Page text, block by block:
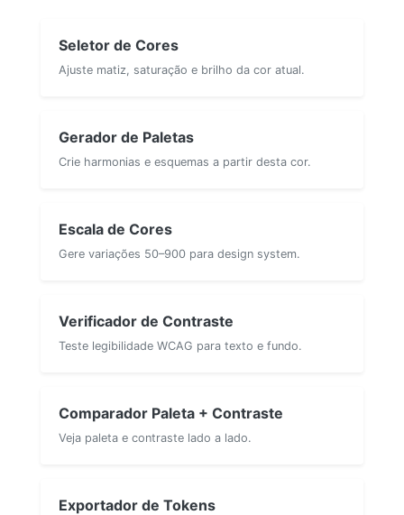
Seletor de Cores
Ajuste matiz, saturação e brilho da cor atual.
Gerador de Paletas
Crie harmonias e esquemas a partir desta cor.
Escala de Cores
Gere variações 50–900 para design system.
Verificador de Contraste
Teste legibilidade WCAG para texto e fundo.
Comparador Paleta + Contraste
Veja paleta e contraste lado a lado.
Exportador de Tokens